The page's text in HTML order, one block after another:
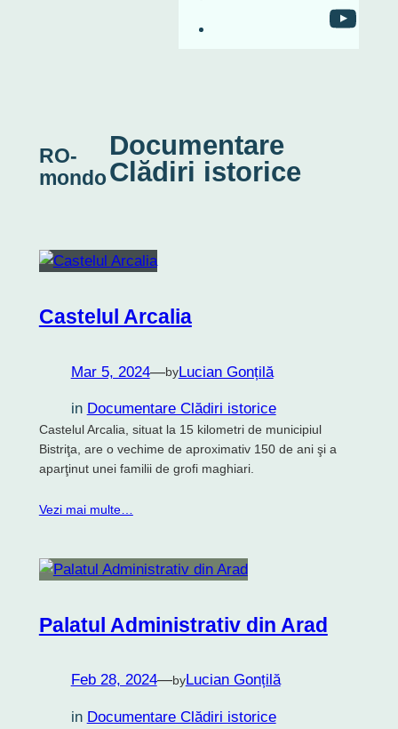
RO-mondo's
RO-
mondo
Documentare
Clădiri istorice
Castelul Arcalia
Mar 5, 2024—byLucian Gonțilă
in Documentare Clădiri istorice
Castelul Arcalia, situat la 15 kilometri de municipiul
Bistriţa, are o vechime de aproximativ 150 de ani şi a
aparţinut unei familii de grofi maghiari.
Vezi mai multe…
Palatul Administrativ din Arad
Feb 28, 2024—byLucian Gonțilă
in Documentare Clădiri istorice